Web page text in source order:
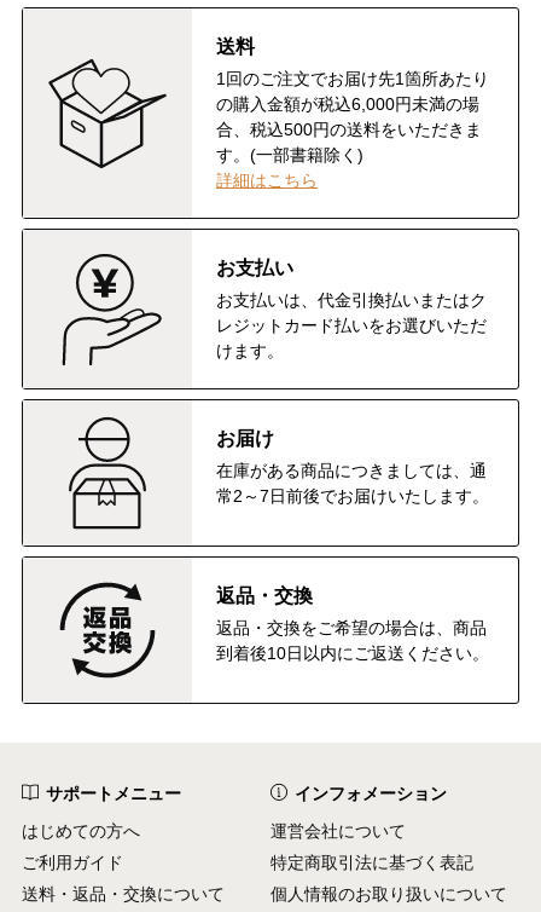
送料
1回のご注文でお届け先1箇所あたり
の購入金額が税込6,000円未満の場
合、税込500円の送料をいただきま
す。(一部書籍除く)
詳細はこちら
お支払い
お支払いは、代金引換払いまたはク
レジットカード払いをお選びいただ
けます。
お届け
在庫がある商品につきましては、通
常2～7日前後でお届けいたします。
返品・交換
返品・交換をご希望の場合は、商品
到着後10日以内にご返送ください。
サポートメニュー
はじめての方へ
ご利用ガイド
送料・返品・交換について
インフォメーション
運営会社について
特定商取引法に基づく表記
個人情報のお取り扱いについて